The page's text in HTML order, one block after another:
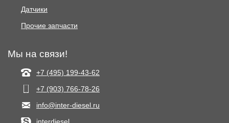
Датчики
Прочие запчасти
Мы на связи!
+7 (495) 199-43-62
+7 (903) 766‑78-26
info@inter-diesel.ru
interdiesel